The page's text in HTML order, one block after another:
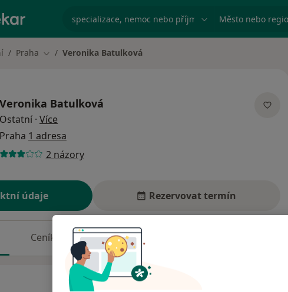
specializace, nemoc nebo příjmení Město nebo
Praha Změna města
Veronika Batulková
Veronika Batulková
Ostatní · Více
Praha 1 adresa
2 názory
údaje Rezervovat termín
Ceník Adresy